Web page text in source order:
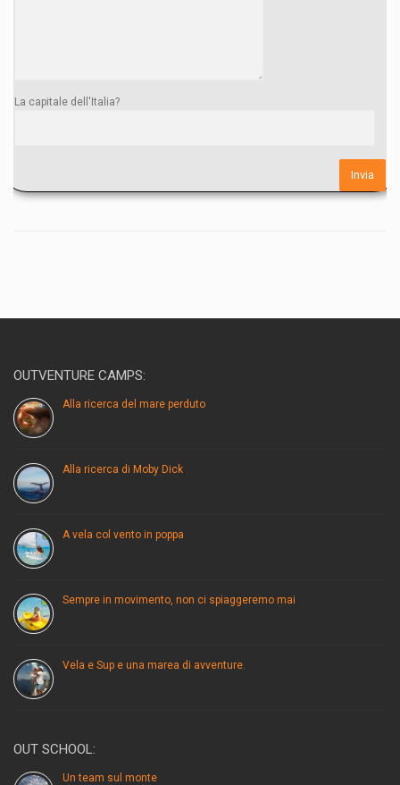
La capitale dell'Italia?
OUTVENTURE CAMPS:
Alla ricerca del mare perduto
Alla ricerca di Moby Dick
A vela col vento in poppa
Sempre in movimento, non ci spiaggeremo mai
Vela e Sup e una marea di avventure.
OUT SCHOOL:
Un team sul monte